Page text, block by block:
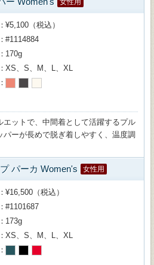
女性用
¥5,100（税込）
#1114884
170g
XS、S、M、L、XL
ットで、中間着として活躍するプル
ーが長めで脱ぎ着しやすく、温度調
パーカ Women's 女性用
¥16,500（税込）
#1101687
173g
XS、S、M、L、XL